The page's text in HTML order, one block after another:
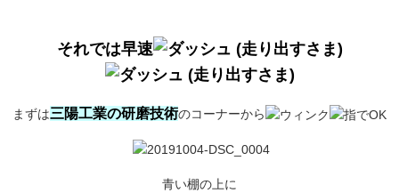
それでは早速
まずは三陽工業の研磨技術のコーナーから
青い棚の上に